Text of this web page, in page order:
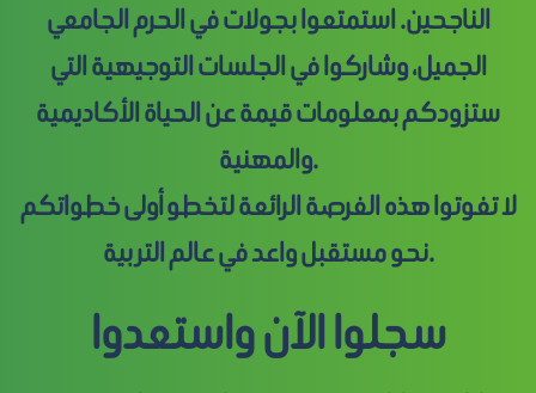
الناجحين. استمتعوا بجولات في الحرم الجامعي
الجميل، وشاركوا في الجلسات التوجيهية التي
ستزودكم بمعلومات قيمة عن الحياة الأكاديمية
والمهنية.
لا تفوتوا هذه الفرصة الرائعة لتخطو أولى خطواتكم
نحو مستقبل واعد في عالم التربية.
سجلوا الآن واستعدوا